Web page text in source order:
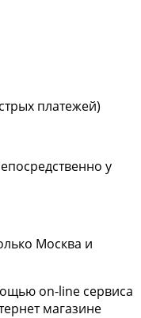
платежей)
у
Москва и
on-line сервиса
магазине